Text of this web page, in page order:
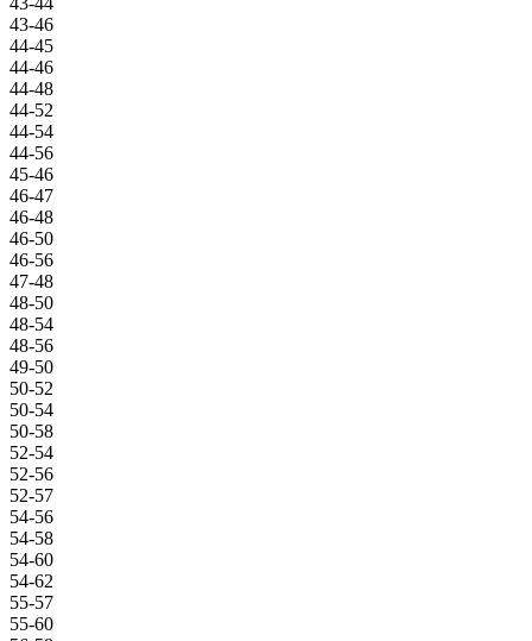
43-46
44-45
44-46
44-48
44-52
44-54
44-56
45-46
46-47
46-48
46-50
46-56
47-48
48-50
48-54
48-56
49-50
50-52
50-54
50-58
52-54
52-56
52-57
54-56
54-58
54-60
54-62
55-57
55-60